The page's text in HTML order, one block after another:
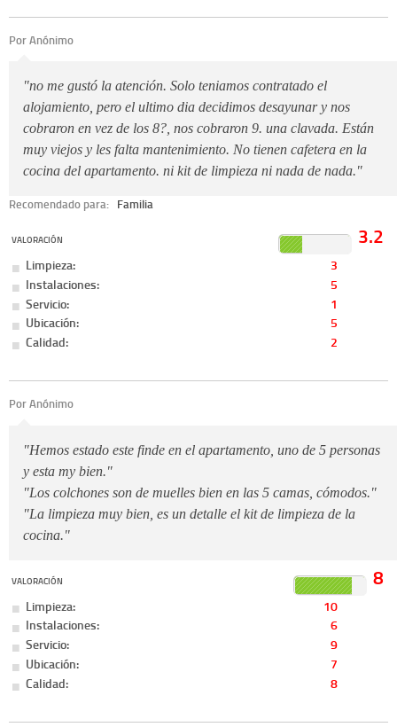
Por Anónimo
"no me gustó la atención. Solo teniamos contratado el
alojamiento, pero el ultimo dia decidimos desayunar y nos
cobraron en vez de los 8?, nos cobraron 9. una clavada. Están
muy viejos y les falta mantenimiento. No tienen cafetera en la
cocina del apartamento. ni kit de limpieza ni nada de nada."
Recomendado para: Familia
VALORACIÓN 3.2
Limpieza:
3
Instalaciones:
5
Servicio:
1
Ubicación:
5
Calidad:
2
Por Anónimo
"Hemos estado este finde en el apartamento, uno de 5 personas
y esta my bien."
"Los colchones son de muelles bien en las 5 camas, cómodos."
"La limpieza muy bien, es un detalle el kit de limpieza de la
cocina."
VALORACIÓN 8
Limpieza:
10
Instalaciones:
6
Servicio:
9
Ubicación:
7
Calidad:
8